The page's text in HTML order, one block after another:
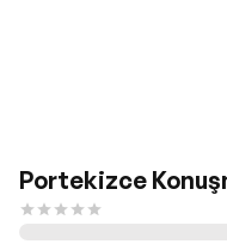
Portekizce